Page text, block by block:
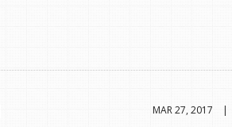
MAR 27, 2017 |